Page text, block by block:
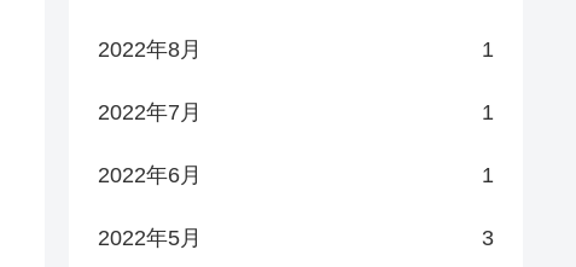
2022年8月 1
2022年7月 1
2022年6月 1
2022年5月 3